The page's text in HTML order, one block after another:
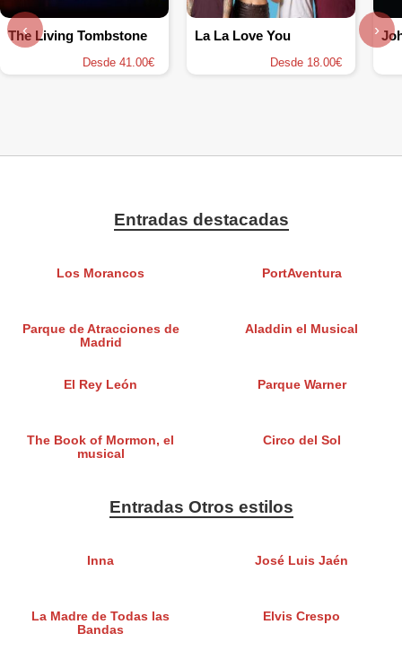
The Living Tombstone
Desde 41.00€
La La Love You
Desde 18.00€
‹ ›
Entradas destacadas
Los Morancos PortAventura
Parque de Atracciones de
Madrid
Aladdin el Musical
El Rey León Parque Warner
The Book of Mormon, el
musical
Circo del Sol
Entradas Otros estilos
Inna José Luis Jaén
La Madre de Todas las
Bandas
Elvis Crespo